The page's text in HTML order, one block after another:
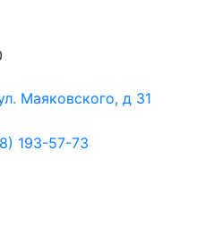
Маяковского, д 31
193-57-73